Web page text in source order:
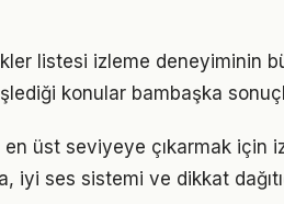
listesi izleme deneyiminin
konular bambaşka
üst seviyeye çıkarmak için
iyi ses sistemi ve dikkat